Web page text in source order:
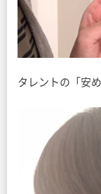
タレントの「安